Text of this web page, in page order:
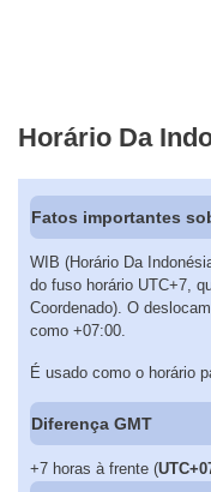
Horário Da
Fatos importantes
WIB (Horário Da
do fuso horário UTC+7,
Coordenado). O
como +07:00.
É usado como o horário
Diferença GMT
+7 horas à frente (